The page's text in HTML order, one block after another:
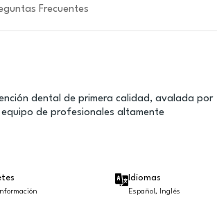
Frecuentes
dental de primera calidad, avalada por
equipo de profesionales altamente
Idiomas
Español, Inglés